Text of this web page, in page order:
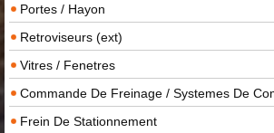
Portes / Hayon
Retroviseurs (ext)
Vitres / Fenetres
Commande De Freinage / Systemes De
Frein De Stationnement